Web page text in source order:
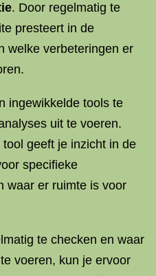
. Door regelmatig te
presteert in de
welke verbeteringen er
ingewikkelde tools te
uit te voeren.
geeft je inzicht in de
specifieke
waar er ruimte is voor
te checken en waar
voeren, kun je ervoor